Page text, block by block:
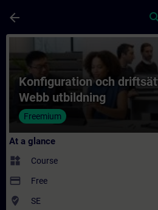
arrow_back
Course - Konfiguration
Konfiguration och
Webb utbildning
Freemium
At a glance
widgets Course
payment Free
where_to_vote SE